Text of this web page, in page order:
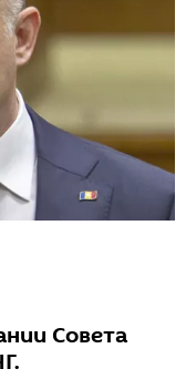
Совета